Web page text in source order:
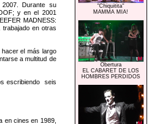
2007. Durante su
y en el 2001
MADNESS:
trabajado en otras
el más largo
a multitud de
escribiendo seis
en cines en 1989,
"Chiquitita"
MAMMA MIA!
Obertura
EL CABARET DE LOS
HOMBRES PERDIDOS